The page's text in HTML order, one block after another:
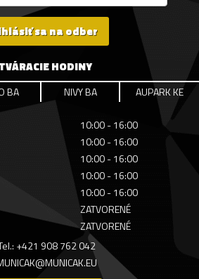
sa na odber
HODINY
BA NIVY BA AUPARK KE
10:00 - 16:00
10:00 - 16:00
10:00 - 16:00
10:00 - 16:00
10:00 - 16:00
ZATVORENÉ
ZATVORENÉ
+421 908 762 042